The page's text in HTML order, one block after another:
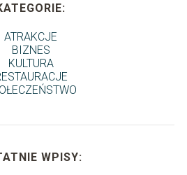
ATRAKCJE
BIZNES
KULTURA
WPISY: